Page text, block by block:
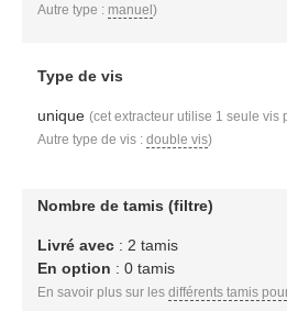
Autre type : manuel )
Type de vis
unique (cet extracteur utilise 1 seule vis
Autre type de vis : double vis)
Nombre de tamis (filtre)
Livré avec: 2 tamis
En option : 0 tamis
En savoir plus sur les différents tamis